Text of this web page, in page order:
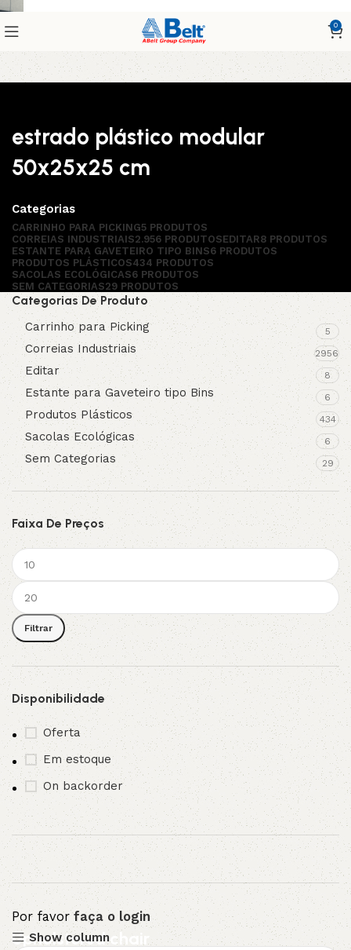
0
estrado plástico modular
50x25x25 cm
Categorias
CARRINHO PARA PICKING5 PRODUTOS
CORREIAS INDUSTRIAIS2.956 PRODUTOSEDITAR8 PRODUTOS
ESTANTE PARA GAVETEIRO TIPO BINS6 PRODUTOS
PRODUTOS PLÁSTICOS434 PRODUTOS
SACOLAS ECOLÓGICAS6 PRODUTOS
SEM CATEGORIAS29 PRODUTOS
Categorias De Produto
Carrinho para Picking 5
Correias Industriais 2956
Editar 8
Estante para Gaveteiro tipo Bins 6
Produtos Plásticos 434
Sacolas Ecológicas 6
Sem Categorias 29
Faixa De Preços
Filtrar
Disponibilidade
Oferta
Em estoque
On backorder
Por favor faça o login
Upholstered chair
Show column